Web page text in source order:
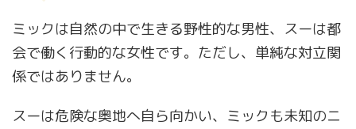
ミックは自然の中で生きる野性的な男性、スーは都
会で働く行動的な女性です。ただし、単純な対立関
係ではありません。
スーは危険な奥地へ自ら向かい、ミックも未知のニ